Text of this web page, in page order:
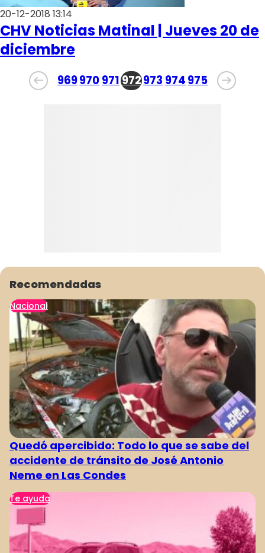
20-12-2018 13:14
CHV Noticias Matinal | Jueves 20 de
diciembre
969970
Recomendadas
Nacional
Quedó apercibido: Todo lo que se sabe del
accidente de tránsito de José Antonio
Neme en Las Condes
Te ayuda